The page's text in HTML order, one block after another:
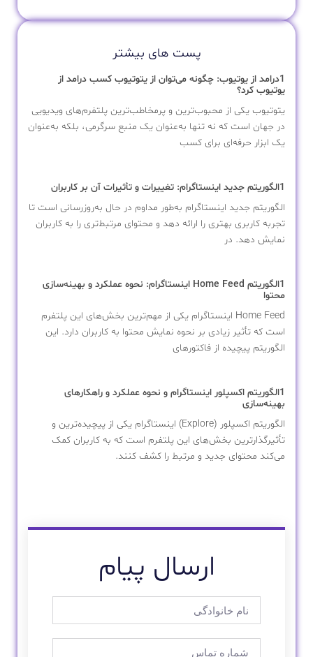
پست های بیشتر
1درامد از یوتیوب: چگونه می‌توان از یتوتیوب کسب درامد از
یوتیوب کرد؟
یتوتیوب یکی از محبوب‌ترین و پرمخاطب‌ترین پلتفرم‌های ویدیویی
در جهان است که نه تنها به‌عنوان یک منبع سرگرمی، بلکه به‌عنوان
یک ابزار حرفه‌ای برای کسب
1الگوریتم جدید اینستاگرام: تغییرات و تأثیرات آن بر کاربران
الگوریتم جدید اینستاگرام به‌طور مداوم در حال به‌روزرسانی است تا
تجربه کاربری بهتری را ارائه دهد و محتوای مرتبط‌تری را به کاربران
نمایش دهد. در
1الگوریتم Home Feed اینستاگرام: نحوه عملکرد و بهینه‌سازی
محتوا
Home Feed اینستاگرام یکی از مهم‌ترین بخش‌های این پلتفرم
است که تأثیر زیادی بر نحوه نمایش محتوا به کاربران دارد. این
الگوریتم پیچیده از فاکتورهای
1الگوریتم اکسپلور اینستاگرام و نحوه عملکرد و راهکارهای
بهینه‌سازی
الگوریتم اکسپلور (Explore) اینستاگرام یکی از پیچیده‌ترین و
تأثیرگذارترین بخش‌های این پلتفرم است که به کاربران کمک
می‌کند محتوای جدید و مرتبط را کشف کنند.
ارسال پیام